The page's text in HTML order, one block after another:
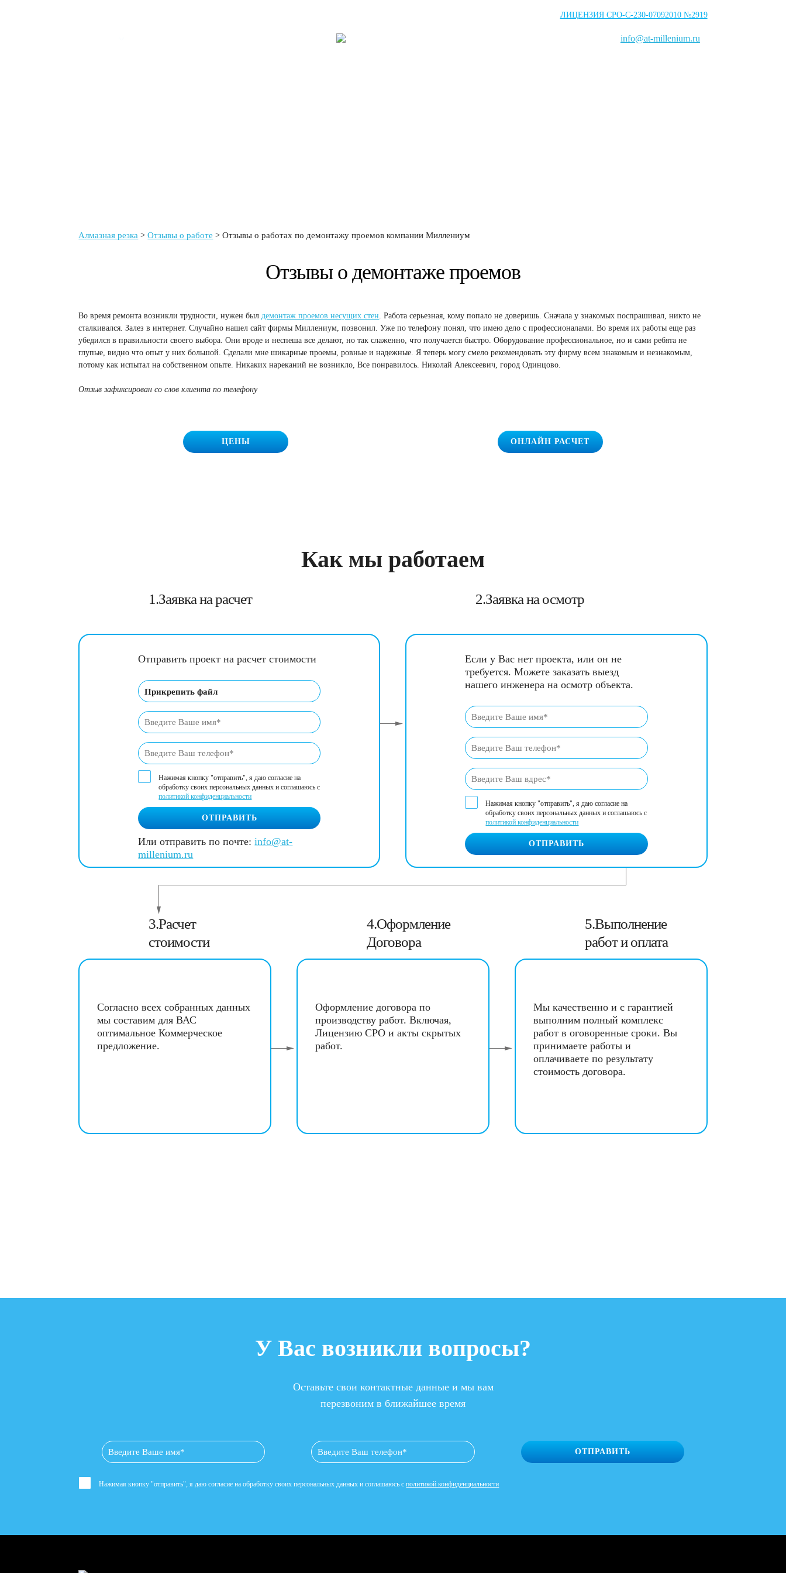
ЛИЦЕНЗИЯ СРО-С-230-07092010 №2919
info@at-millenium.ru
Алмазная резка Отзывы о работе Отзывы о работах по демонтажу проемов компании Миллениум
Отзывы о демонтаже проемов
Во время ремонта возникли трудности, нужен былдемонтаж проемов несущих стен. Работа серьезная, кому попало не доверишь. Сначала у знакомых поспрашивал, никто не
сталкивался. Залез в интернет. Случайно нашел сайт фирмы Миллениум, позвонил. Уже по телефону понял, что имею дело с профессионалами. Во время их работы еще раз
убедился в правильности своего выбора. Они вроде и неспеша все делают, но так слаженно, что получается быстро. Оборудование профессиональное, но и сами ребята не
глупые, видно что опыт у них большой. Сделали мне шикарные проемы, ровные и надежные. Я теперь могу смело рекомендовать эту фирму всем знакомым и незнакомым,
потому как испытал на собственном опыте. Никаких нареканий не возникло, Все понравилось. Николай Алексеевич, город Одинцово.
Отзыв зафиксирован со слов клиента по телефону
ЦЕНЫ ОНЛАЙН РАСЧЕТ
Как мы работаем
1.Заявка на расчет
Отправить проект на расчет стоимости
Прикрепить файл
Нажимая кнопку "отправить", я даю согласие на
обработку своих персональных данных и соглашаюсь с
политикой конфиденциальности
ОТПРАВИТЬ
Или отправить по почте:info@at-
millenium.ru
2.Заявка на осмотр
Если у Вас нет проекта, или он не
требуется. Можете заказать выезд
нашего инженера на осмотр объекта.
Нажимая кнопку "отправить", я даю согласие на
обработку своих персональных данных и соглашаюсь с
политикой конфиденциальности
ОТПРАВИТЬ
3.Расчет
стоимости
Согласно всех собранных данных
мы составим для ВАС
оптимальное Коммерческое
предложение.
4.Оформление
Договора
Оформление договора по
производству работ. Включая,
Лицензию СРО и акты скрытых
работ.
5.Выполнение
работ и оплата
Мы качественно и с гарантией
выполним полный комплекс
работ в оговоренные сроки. Вы
принимаете работы и
оплачиваете по результату
стоимость договора.
У Вас возникли вопросы?
Оставьте свои контактные данные и мы вам
перезвоним в ближайшее время
ОТПРАВИТЬ
Нажимая кнопку "отправить", я даю согласие на обработку своих персональных данных и соглашаюсь сполитикой конфиденциальности